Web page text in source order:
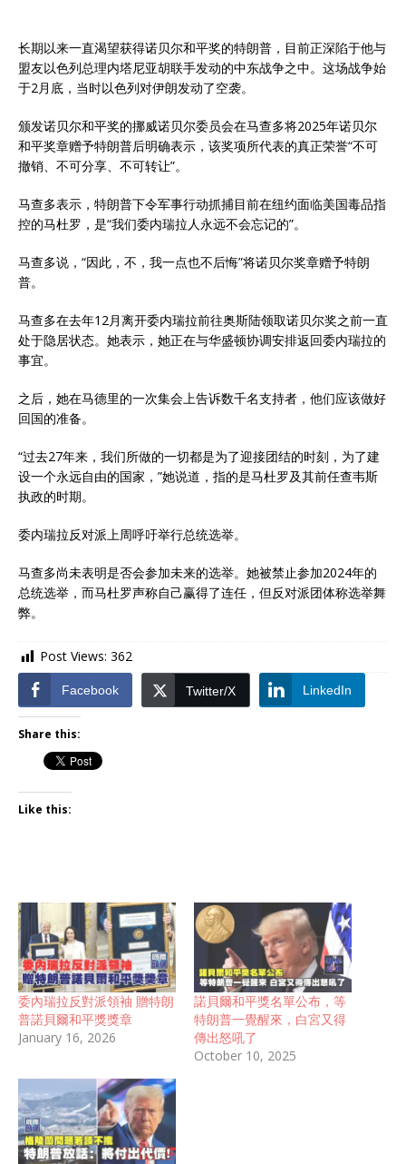
长期以来一直渴望获得诺贝尔和平奖的特朗普，目前正深陷于他与
盟友以色列总理内塔尼亚胡联手发动的中东战争之中。这场战争始
于2月底，当时以色列对伊朗发动了空袭。
颁发诺贝尔和平奖的挪威诺贝尔委员会在马查多将2025年诺贝尔
和平奖章赠予特朗普后明确表示，该奖项所代表的真正荣誉“不可
撤销、不可分享、不可转让”。
马查多表示，特朗普下令军事行动抓捕目前在纽约面临美国毒品指
控的马杜罗，是“我们委内瑞拉人永远不会忘记的”。
马查多说，“因此，不，我一点也不后悔”将诺贝尔奖章赠予特朗
普。
马查多在去年12月离开委内瑞拉前往奥斯陆领取诺贝尔奖之前一直
处于隐居状态。她表示，她正在与华盛顿协调安排返回委内瑞拉的
事宜。
之后，她在马德里的一次集会上告诉数千名支持者，他们应该做好
回国的准备。
“过去27年来，我们所做的一切都是为了迎接团结的时刻，为了建
设一个永远自由的国家，”她说道，指的是马杜罗及其前任查韦斯
执政的时期。
委内瑞拉反对派上周呼吁举行总统选举。
马查多尚未表明是否会参加未来的选举。她被禁止参加2024年的
总统选举，而马杜罗声称自己赢得了连任，但反对派团体称选举舞
弊。
Post Views: 362
Facebook Twitter/X LinkedIn
Share this:
Like this:
委內瑞拉反對派領袖 贈特朗
普諾貝爾和平獎獎章
January 16, 2026
諾貝爾和平獎名單公布，等
特朗普一覺醒來，白宮又得
傳出怒吼了
October 10, 2025